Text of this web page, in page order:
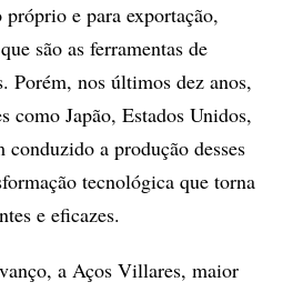
e para exportação,
são as ferramentas de
Porém, nos últimos dez anos,
como Japão, Estados Unidos,
conduzido a produção desses
tecnológica que torna
e eficazes.
a Aços Villares, maior